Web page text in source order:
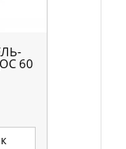
60